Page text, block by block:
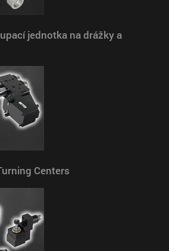
jednotka na drážky a
Centers